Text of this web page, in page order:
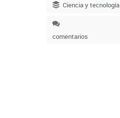
Ciencia y tecnología
comentarios